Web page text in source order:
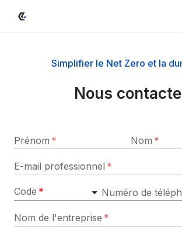
Simplifier le Net Zero et la
Nous
Prénom * Nom *
E-mail professionnel *
Code * Numéro de
Nom de l'entreprise *